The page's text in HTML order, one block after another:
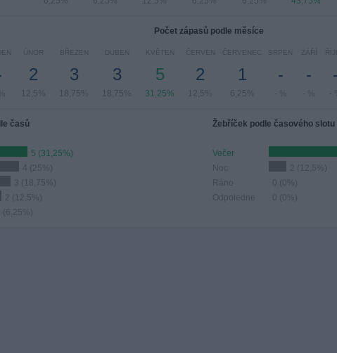
Počet zápasů podle měsíce
ÚNOR
2
12,5%
BŘEZEN
3
18,75%
DUBEN
3
18,75%
KVĚTEN
5
31,25%
ČERVEN
2
12,5%
ČERVENEC
1
6,25%
SRPEN
-
- %
ZÁŘÍ
-
- %
-
-
časů
5 (31,25%)
4 (25%)
3 (18,75%)
2 (12,5%)
1 (6,25%)
Žebříček podle časového slotu
Večer
Noc
2 (12,5%)
Ráno
0 (0%)
Odpoledne
0 (0%)